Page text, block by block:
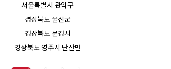
서울특별시 관악구
경상북도 울진군
경상북도 문경시
경상북도 영주시 단산면